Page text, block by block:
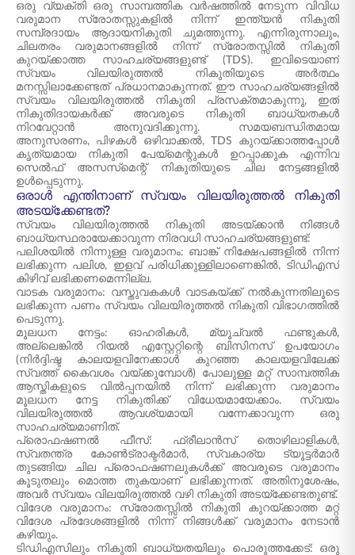
ഒരു വ്യക്തി ഒരു സാമ്പത്തിക വർഷത്തിൽ നേടുന്ന വിവിധ
വരുമാന സ്രോതസ്സുകളിൽ നിന്ന് ഇന്ത്യൻ നികുതി
സമ്പ്രദായം ആദായനികുതി ചുമത്തുന്നു. എന്നിരുന്നാലും,
ചിലതരം വരുമാനങ്ങളിൽ നിന്ന് സ്രോതസ്സിൽ നികുതി
കുറയ്ക്കാത്ത സാഹചര്യങ്ങളുണ്ട് (TDS). ഇവിടെയാണ്
സ്വയം വിലയിരുത്തൽ നികുതിയുടെ അർത്ഥം
മനസ്സിലാക്കേണ്ടത് പ്രധാനമാകുന്നത്. ഈ സാഹചര്യങ്ങളിൽ
സ്വയം വിലയിരുത്തൽ നികുതി പ്രസക്തമാകുന്നു, ഇത്
നികുതിദായകർക്ക് അവരുടെ നികുതി ബാധ്യതകൾ
നിറവേറ്റാൻ അനുവദിക്കുന്നു. സമയബന്ധിതമായ
അനുസരണം, പിഴകൾ ഒഴിവാക്കൽ, TDS കുറയ്ക്കാത്തപ്പോൾ
കൃത്യമായ നികുതി പേയ്‌മെന്റുകൾ ഉറപ്പാക്കുക എന്നിവ
സെൽഫ് അസസ്‌മെന്റ് നികുതിയുടെ ചില നേട്ടങ്ങളിൽ
ഉൾപ്പെടുന്നു.
ഒരാൾ എന്തിനാണ് സ്വയം വിലയിരുത്തൽ നികുതി
അടയ്ക്കേണ്ടത്?
സ്വയം വിലയിരുത്തൽ നികുതി അടയ്ക്കാൻ നിങ്ങൾ
ബാധ്യസ്ഥരായേക്കാവുന്ന നിരവധി സാഹചര്യങ്ങളുണ്ട്:
പലിശയിൽ നിന്നുള്ള വരുമാനം: ബാങ്ക് നിക്ഷേപങ്ങളിൽ നിന്ന്
ലഭിക്കുന്ന പലിശ, ഇളവ് പരിധിക്കുള്ളിലാണെങ്കിൽ, ടിഡിഎസ്
കിഴിവ് ലഭിക്കണമെന്നില്ല.
വാടക വരുമാനം: വസ്തുവകകൾ വാടകയ്ക്ക് നൽകുന്നതിലൂടെ
ലഭിക്കുന്ന പണം സ്വയം വിലയിരുത്തൽ നികുതി വിഭാഗത്തിൽ
പെടുന്നു.
മൂലധന നേട്ടം: ഓഹരികൾ, മ്യൂച്വൽ ഫണ്ടുകൾ,
അല്ലെങ്കിൽ റിയൽ എസ്റ്റേറ്റിന്റെ ബിസിനസ് ഉപയോഗം
(നിർദ്ദിഷ്ട കാലയളവിനേക്കാൾ കുറഞ്ഞ കാലയളവിലേക്ക്
സ്വത്ത് കൈവശം വയ്ക്കുമ്പോൾ) പോലുള്ള മറ്റ് സാമ്പത്തിക
ആസ്തികളുടെ വിൽപ്പനയിൽ നിന്ന് ലഭിക്കുന്ന വരുമാനം
മൂലധന നേട്ട നികുതിക്ക് വിധേയമായേക്കാം. സ്വയം
വിലയിരുത്തൽ ആവശ്യമായി വന്നേക്കാവുന്ന ഒരു
സാഹചര്യമാണിത്.
പ്രൊഫഷണൽ ഫീസ്: ഫ്രീലാൻസ് തൊഴിലാളികൾ,
സ്വതന്ത്ര കോൺട്രാക്ടർമാർ, സ്വകാര്യ ട്യൂട്ടർമാർ
തുടങ്ങിയ ചില പ്രൊഫഷണലുകൾക്ക് അവരുടെ വരുമാനം
കൂടുതലും മൊത്ത തുകയാണ് ലഭിക്കുന്നത്. അതിനുശേഷം,
അവർ സ്വയം വിലയിരുത്തൽ വഴി നികുതി അടയ്ക്കേണ്ടതുണ്ട്.
വിദേശ വരുമാനം: സ്രോതസ്സിൽ നികുതി കുറയ്ക്കാത്ത മറ്റ്
വിദേശ പ്രദേശങ്ങളിൽ നിന്ന് നിങ്ങൾക്ക് വരുമാനം നേടാൻ
കഴിയും.
ടിഡിഎസിലും നികുതി ബാധ്യതയിലും പൊരുത്തക്കേട്: ഒരു